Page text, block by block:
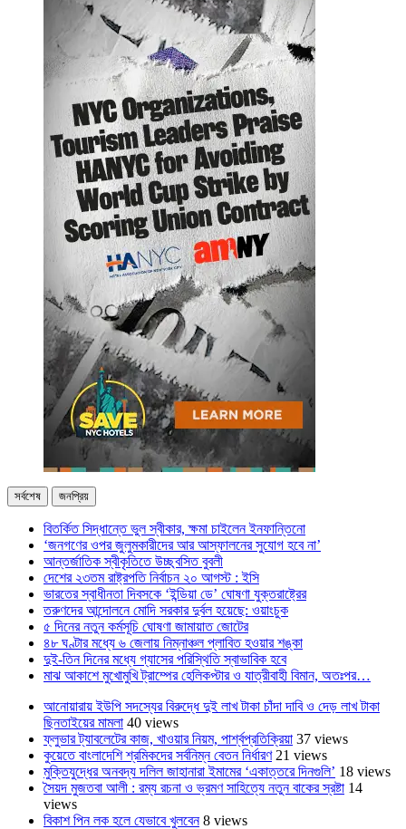
সর্বশেষ জনপ্রিয়
বিতর্কিত সিদ্ধান্তে ভুল স্বীকার, ক্ষমা চাইলেন ইনফান্তিনো
‘জনগণের ওপর জুলুমকারীদের আর আস্ফালনের সুযোগ হবে না’
আন্তর্জাতিক স্বীকৃতিতে উচ্ছ্বসিত বুবলী
দেশের ২৩তম রাষ্ট্রপতি নির্বাচন ২০ আগস্ট : ইসি
ভারতের স্বাধীনতা দিবসকে ‘ইন্ডিয়া ডে’ ঘোষণা যুক্তরাষ্ট্রের
তরুণদের আন্দোলনে মোদি সরকার দুর্বল হয়েছে: ওয়াংচুক
৫ দিনের নতুন কর্মসূচি ঘোষণা জামায়াত জোটের
৪৮ ঘণ্টার মধ্যে ৬ জেলায় নিম্নাঞ্চল প্লাবিত হওয়ার শঙ্কা
দুই-তিন দিনের মধ্যে গ্যাসের পরিস্থিতি স্বাভাবিক হবে
মাঝ আকাশে মুখোমুখি ট্রাম্পের হেলিকপ্টার ও যাত্রীবাহী বিমান, অতঃপর…
আনোয়ারায় ইউপি সদস্যের বিরুদ্ধে দুই লাখ টাকা চাঁদা দাবি ও দেড় লাখ টাকা
ছিনতাইয়ের মামলা 40 views
ফ্লুভার ট্যাবলেটের কাজ, খাওয়ার নিয়ম, পার্শ্বপ্রতিক্রিয়া 37 views
কুয়েতে বাংলাদেশি শ্রমিকদের সর্বনিম্ন বেতন নির্ধারণ 21 views
মুক্তিযুদ্ধের অনবদ্য দলিল জাহানারা ইমামের ‘একাত্তরে দিনগুলি’ 18 views
সৈয়দ মুজতবা আলী : রম্য রচনা ও ভ্রমণ সাহিত্যে নতুন বাকের স্রষ্টা 14
views
বিকাশ পিন লক হলে যেভাবে খুলবেন 8 views